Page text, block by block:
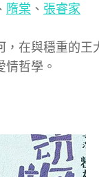
隋棠 、 張睿家
，在與穩重的
哲學。